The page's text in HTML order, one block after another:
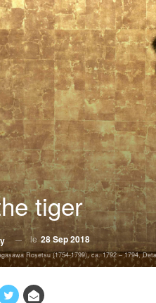
tiger
le 28 Sep 2018
Rosetsu (1754-1799), ca. 1792 – 1794,